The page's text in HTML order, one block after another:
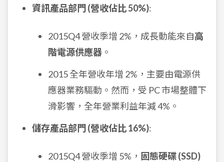
資訊產品部門 (營收佔比 50%):
2015Q4 營收季增 2%，成長動能來自高
階電源供應器 。
2015 全年營收年增 2%，主要由電源供
應器業務驅動。然而，受 PC 市場整體下
滑影響，全年營業利益年減 4%。
儲存產品部門 (營收佔比 16%):
2015Q4 營收季增 5%， 固態硬碟 (SSD)